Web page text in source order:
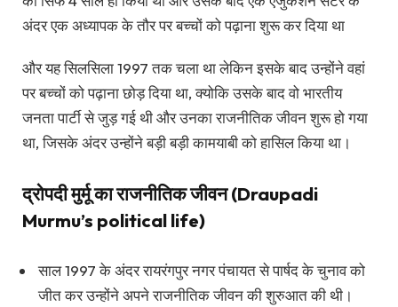
अंदर एक अध्यापक के तौर पर बच्चों को पढ़ाना शुरू कर दिया था
और यह सिलसिला 1997 तक चला था लेकिन इसके बाद उन्होंने वहां
पर बच्चों को पढ़ाना छोड़ दिया था, क्योकि उसके बाद वो भारतीय
जनता पार्टी से जुड़ गई थी और उनका राजनीतिक जीवन शुरू हो गया
था, जिसके अंदर उन्होंने बड़ी बड़ी कामयाबी को हासिल किया था।
द्रोपदी मुर्मू का राजनीतिक जीवन (Draupadi
Murmu’s political life)
साल 1997 के अंदर रायरंगपुर नगर पंचायत से पार्षद के चुनाव को
जीत कर उन्होंने अपने राजनीतिक जीवन की शुरुआत की थी।